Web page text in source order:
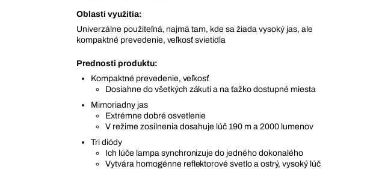
Oblasti využitia:
Univerzálne použiteľná, najmä tam, kde sa žiada vysoký jas, ale
kompaktné prevedenie, veľkosť svietidla
Prednosti produktu:
Kompaktné prevedenie, veľkosť
Dosiahne do všetkých zákutí a na ťažko dostupné miesta
Mimoriadny jas
Extrémne dobré osvetlenie
V režime zosilnenia dosahuje lúč 190 m a 2000 lumenov
Tri diódy
Ich lúče lampa synchronizuje do jedného dokonalého
Vytvára homogénne reflektorové svetlo a ostrý, vysoký lúč